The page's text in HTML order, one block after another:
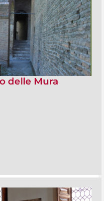
delle Mura